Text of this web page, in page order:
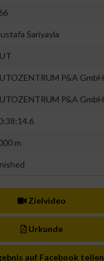
Sariyayla
P&A GmbH
P&A GmbH
m
Zielvideo
Urkunde
auf Facebook teilen